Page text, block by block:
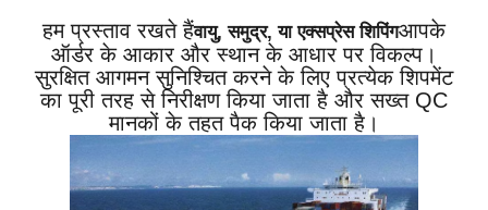
हम प्रस्ताव रखते हैंवायु, समुद्र, या एक्सप्रेस शिपिंगआपके
ऑर्डर के आकार और स्थान के आधार पर विकल्प।
सुरक्षित आगमन सुनिश्चित करने के लिए प्रत्येक शिपमेंट
का पूरी तरह से निरीक्षण किया जाता है और सख्त QC
मानकों के तहत पैक किया जाता है।